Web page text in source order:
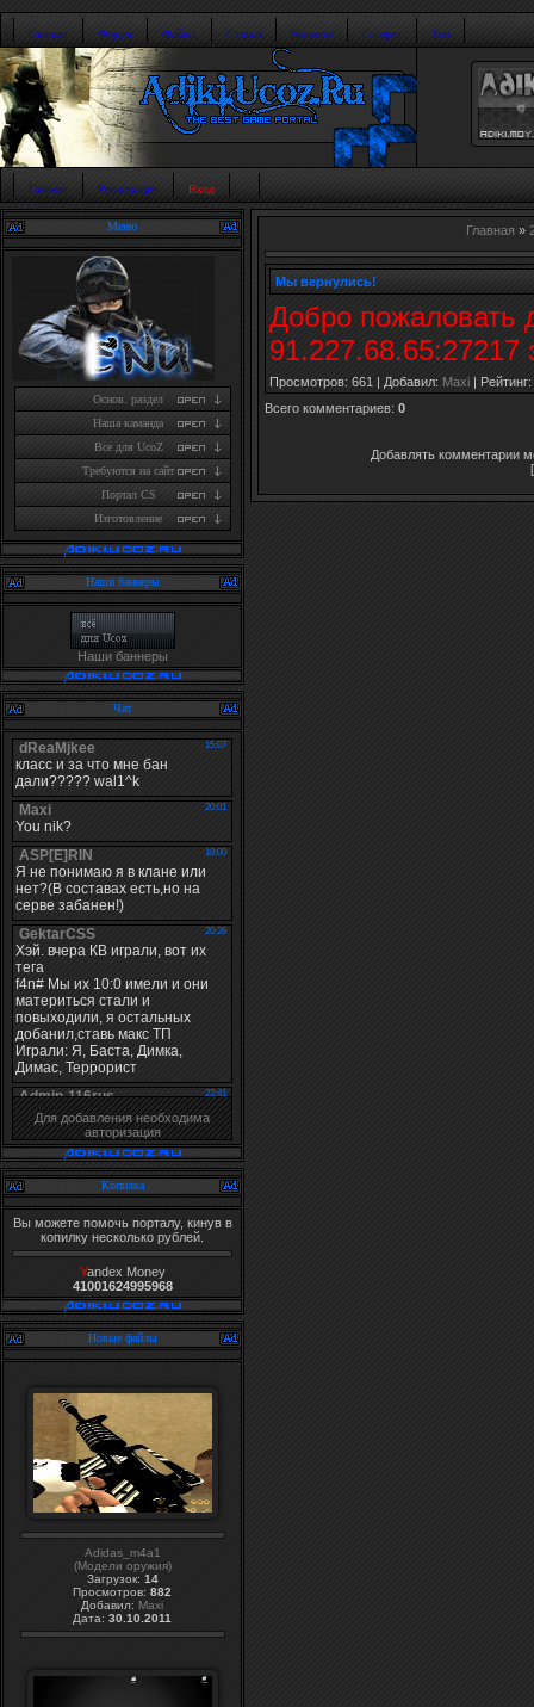
Главная Форум Файлы Статьи Новости Галерея Топ
Главная Регистрация Вход
Меню
Основ. раздел
Наша каманда
Все для UcoZ
Требуются на сайт
Портал CS
Изготовление
Наши баннеры
Наши баннеры
Чат
Для добавления необходима
авторизация
Копилка
Вы можете помочь порталу, кинув в
копилку несколько рублей.
Yandex Money
41001624995968
Новые файлы
Adidas_m4a1
(Модели оружия)
Загрузок: 14
Просмотров: 882
Добавил: Maxi
Дата: 30.10.2011
Главная »
Мы вернулись!
Добро пожаловать
91.227.68.65:27217
Просмотров: 661 | Добавил: Maxi | Рейтинг:
Всего комментариев: 0
Добавлять комментарии